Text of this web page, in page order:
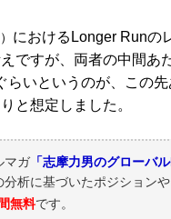
におけるLonger Runの
ですが、両者の中間あ
らいというのが、この
と想定しました。
マガ「志摩力男のグローバル
析に基づいたポジション
無料です。